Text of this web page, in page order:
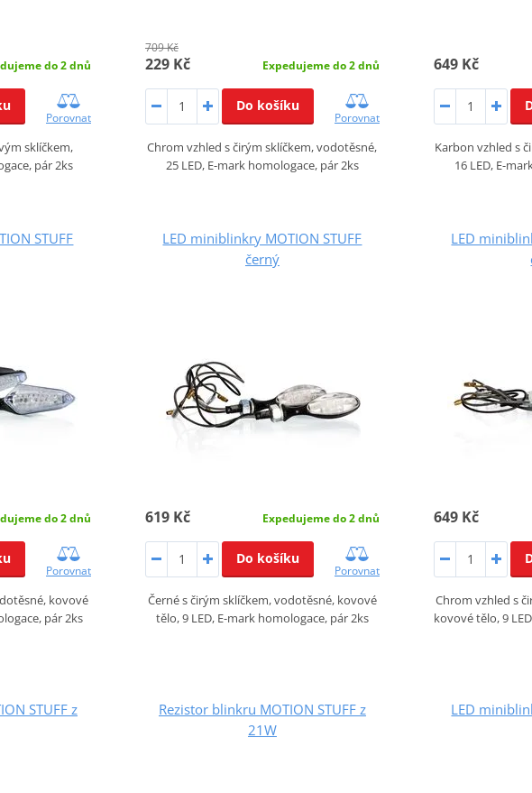
do 2 dnů
Porovnat
sklíčkem,
pár 2ks
709 Kč
229 Kč Expedujeme do 2 dnů
Do košíku
Porovnat
Chrom vzhled s čirým sklíčkem, vodotěsné,
25 LED, E-mark homologace, pár 2ks
649 Kč
Karbon vzhled s
16 LED, E-
STUFF
do 2 dnů
Porovnat
kovové
pár 2ks
LED miniblinkry MOTION STUFF
černý
619 Kč Expedujeme do 2 dnů
Do košíku
Porovnat
Černé s čirým sklíčkem, vodotěsné, kovové
tělo, 9 LED, E-mark homologace, pár 2ks
LED
649 Kč
Chrom vzhled s
kovové tělo, 9
STUFF z
Rezistor blinkru MOTION STUFF z
21W
LED